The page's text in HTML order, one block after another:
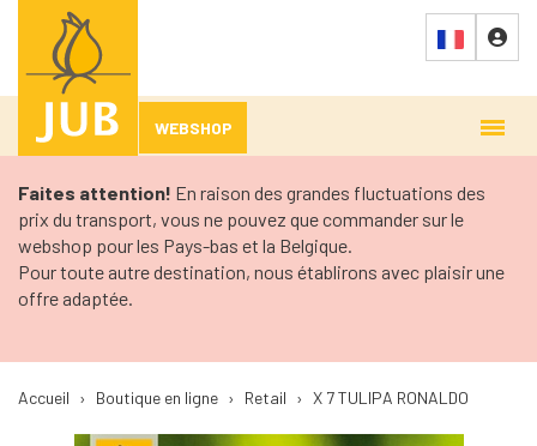
WEBSHOP
Faites attention! En raison des grandes fluctuations des
prix du transport, vous ne pouvez que commander sur le
webshop pour les Pays-bas et la Belgique.
Pour toute autre destination, nous établirons avec plaisir une
offre adaptée.
Accueil › Boutique en ligne › Retail › X 7 TULIPA RONALDO